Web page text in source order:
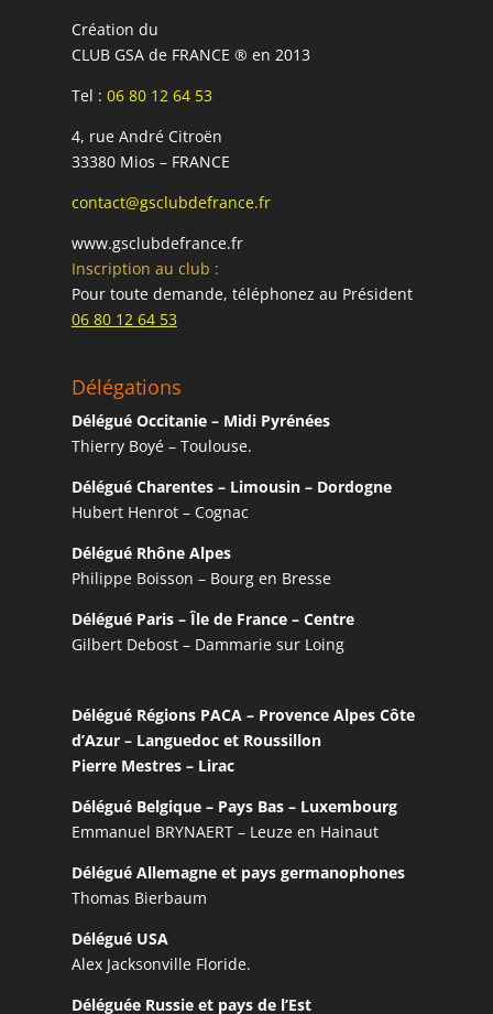
Création du
CLUB GSA de FRANCE ® en 2013
Tel : 06 80 12 64 53
4, rue André Citroën
33380 Mios – FRANCE
contact@gsclubdefrance.fr
www.gsclubdefrance.fr
Inscription au club :
Pour toute demande, téléphonez au Président
06 80 12 64 53
Délégations
Délégué Occitanie – Midi Pyrénées
Thierry Boyé – Toulouse.
Délégué Charentes – Limousin – Dordogne
Hubert Henrot – Cognac
Délégué Rhône Alpes
Philippe Boisson – Bourg en Bresse
Délégué Paris – Île de France – Centre
Gilbert Debost – Dammarie sur Loing
Délégué Régions PACA – Provence Alpes Côte
d’Azur – Languedoc et Roussillon
Pierre Mestres – Lirac
Délégué Belgique – Pays Bas – Luxembourg
Emmanuel BRYNAERT – Leuze en Hainaut
Délégué Allemagne et pays germanophones
Thomas Bierbaum
Délégué USA
Alex Jacksonville Floride.
Déléguée Russie et pays de l’Est